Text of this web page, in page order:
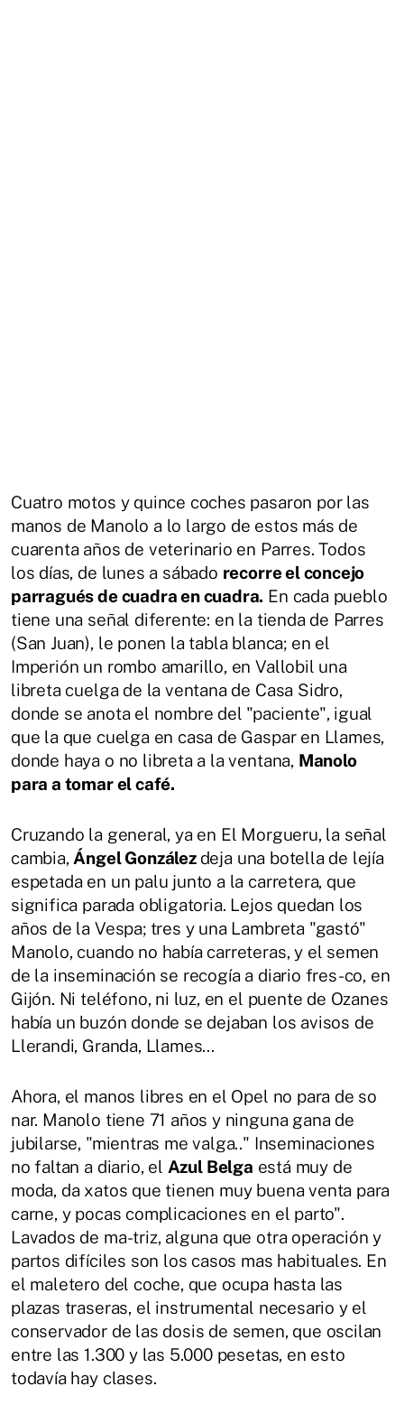
Cuatro motos y quince coches pasaron por las
manos de Manolo a lo largo de estos más de
cuarenta años de veterinario en Parres. Todos
los días, de lunes a sábado recorre el concejo
parragués de cuadra en cuadra. En cada pueblo
tiene una señal diferente: en la tienda de Parres
(San Juan), le ponen la tabla blanca; en el
Imperión un rombo amarillo, en Vallobil una
libreta cuelga de la ventana de Casa Sidro,
donde se anota el nombre del "paciente", igual
que la que cuelga en casa de Gaspar en Llames,
donde haya o no libreta a la ventana, Manolo
para a tomar el café.
Cruzando la general, ya en El Morgueru, la señal
cambia, Ángel González deja una botella de lejía
espetada en un palu junto a la carretera, que
significa parada obligatoria. Lejos quedan los
años de la Vespa; tres y una Lambreta "gastó"
Manolo, cuando no había carreteras, y el semen
de la inseminación se recogía a diario fres-co, en
Gijón. Ni teléfono, ni luz, en el puente de Ozanes
había un buzón donde se dejaban los avisos de
Llerandi, Granda, Llames...
Ahora, el manos libres en el Opel no para de so
nar. Manolo tiene 71 años y ninguna gana de
jubilarse, "mientras me valga.." Inseminaciones
no faltan a diario, el Azul Belga está muy de
moda, da xatos que tienen muy buena venta para
carne, y pocas complicaciones en el parto".
Lavados de ma-triz, alguna que otra operación y
partos difíciles son los casos mas habituales. En
el maletero del coche, que ocupa hasta las
plazas traseras, el instrumental necesario y el
conservador de las dosis de semen, que oscilan
entre las 1.300 y las 5.000 pesetas, en esto
todavía hay clases.